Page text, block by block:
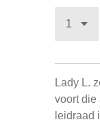
Lady L.
voort die
leidraad